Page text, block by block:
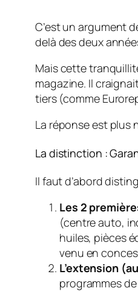
C’est un argument
delà des deux
Mais cette
magazine. Il
tiers (comme
La réponse est plus
La distinction :
Il faut d’abord
Les 2
(centre auto,
huiles, pièces
venu en
L’extension
programmes